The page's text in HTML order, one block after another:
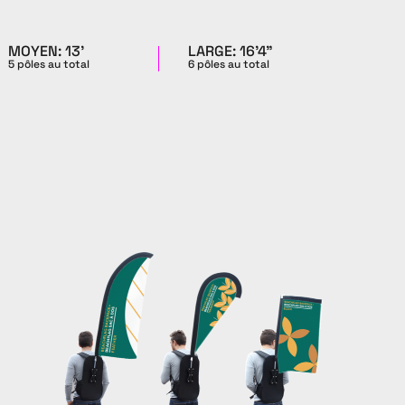
MOYEN: 13'
5 pôles au total
LARGE: 16'4"
6 pôles au total